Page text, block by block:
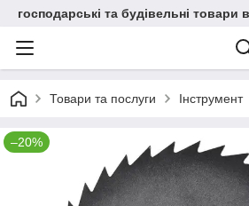
господарські та будівельні
Товари та послуги Інструмент
–20%